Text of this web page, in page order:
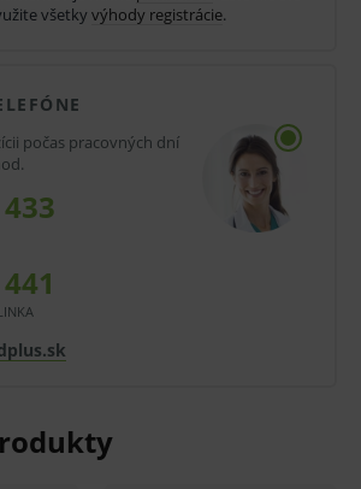
chráni odrazovú vrstvu zrkadla.
del ISO 7153-1.
je vyrobená z čistého striebra,
134 °C.
iba zrkadlá bez držadiel.
v priemere 20, 22, 24 alebo 26 mm
ploché či zväčšujúce.
zrkadiel bez držadla.
všetky výhody registrácie.
počas pracovných dní